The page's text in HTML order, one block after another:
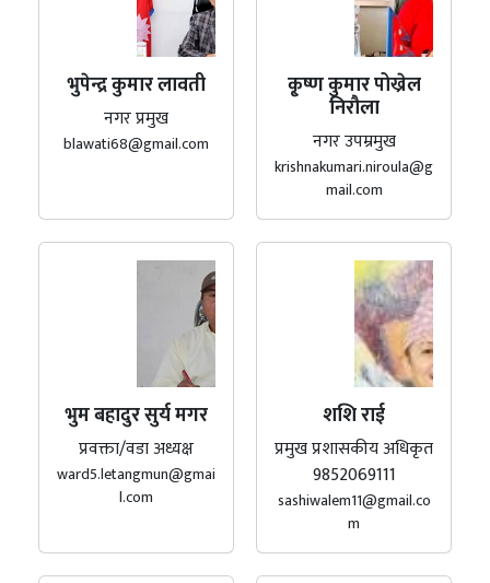
भुपेन्द्र कुमार लावती
नगर प्रमुख
blawati68@gmail.com
कृ्ष्ण कुमार पोख्रेल
निरौला
नगर उपम्रमुख
krishnakumari.niroula@g
mail.com
भुम बहादुर सुर्य मगर
प्रवक्ता/वडा अध्यक्ष
ward5.letangmun@gmai
l.com
शशि राई
प्रमुख प्रशासकीय अधिकृत
9852069111
sashiwalem11@gmail.co
m